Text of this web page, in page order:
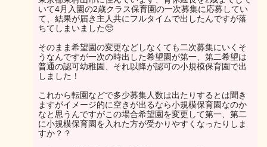
いて4月入園の2歳クラス保育園の一次募集に応募してい
て、結果が届き主人共にフルタイムで出したんですが落
ちてしまいました🥺
そのまま希望園の変更などしなくても二次募集にいくそ
うなんですが一次の時出した希望園が第一、第二希望は
普通の認可幼稚園、それ以降が認可の小規模保育園で出
しました！
これから転園などで多少募集人数は出たりするとは聞き
ますがイメージ的に空きが出るなら小規模保育園なのか
なと思うんですがこの場合希望園を変更して第一、第二
に小規模保育園を入れた方が受かりやすくなったりしま
すか？？